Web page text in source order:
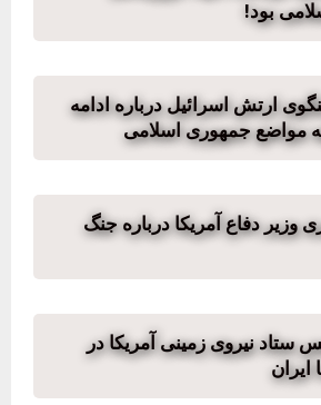
بود!
ارتش اسرائیل درباره ادامه
مواضع جمهوری اسلامی
دفاع آمریکا درباره جنگ
ستاد نیروی زمینی آمریکا در
ایران